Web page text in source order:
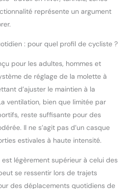
représente un argument
: pour quel profil de cycliste ?
pour les adultes, hommes et
de réglage de la molette à
d’ajuster le maintien à la
ventilation, bien que limitée par
reste suffisante pour des
Il ne s’agit pas d’un casque
estivales à haute intensité.
légèrement supérieur à celui des
se ressentir lors de trajets
des déplacements quotidiens de